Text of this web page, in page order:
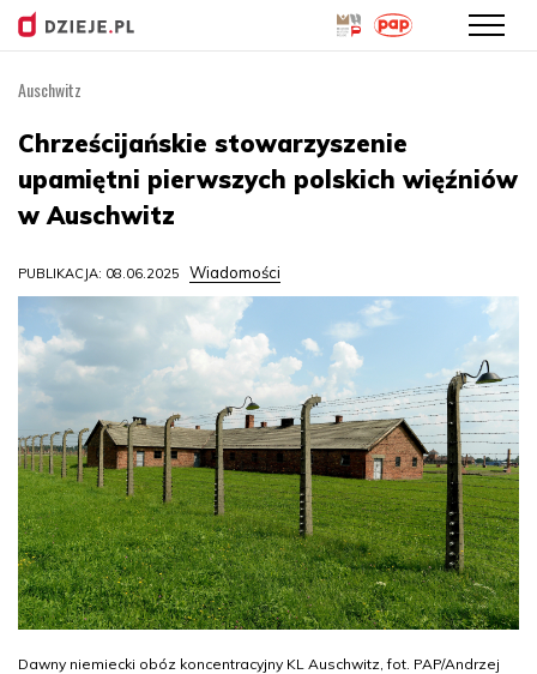
treści
Auschwitz
Chrześcijańskie stowarzyszenie
upamiętni pierwszych polskich więźniów
w Auschwitz
PUBLIKACJA: 08.06.2025 Wiadomości
Dawny niemiecki obóz koncentracyjny KL Auschwitz, fot. PAP/Andrzej